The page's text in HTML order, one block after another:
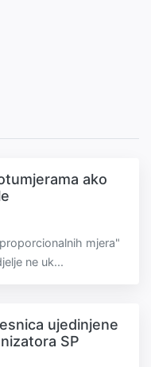
ako
mjera"
ne uk...
ujedinjene
SP